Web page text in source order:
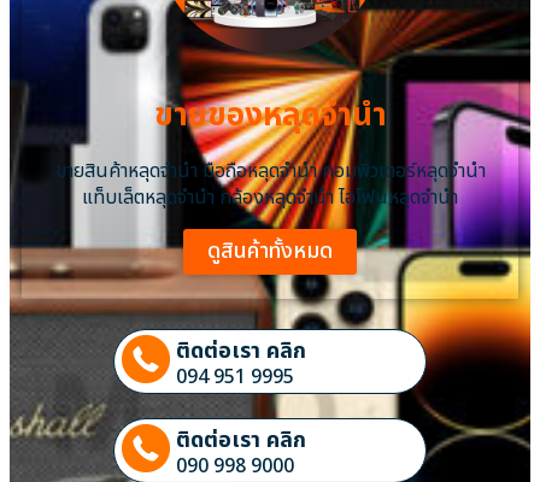
ขายของหลุดจำนำ
ขายสินค้าหลุดจำนำ มือถือหลุดจำนำ คอมพิวเตอร์หลุดจำนำ
แท็บเล็ตหลุดจำนำ กล้องหลุดจำนำ ไอโฟนหลุดจํานํา
ดูสินค้าทั้งหมด
ติดต่อเรา คลิก
094 951 9995
ติดต่อเรา คลิก
090 998 9000